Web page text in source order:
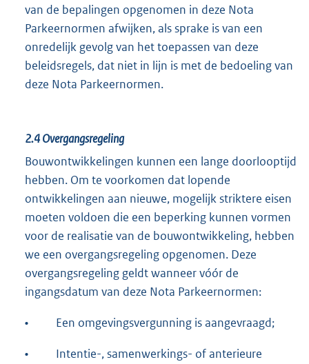
van de bepalingen opgenomen in deze Nota
Parkeernormen afwijken, als sprake is van een
onredelijk gevolg van het toepassen van deze
beleidsregels, dat niet in lijn is met de bedoeling van
deze Nota Parkeernormen.
2.4Overgangsregeling
Bouwontwikkelingen kunnen een lange doorlooptijd
hebben. Om te voorkomen dat lopende
ontwikkelingen aan nieuwe, mogelijk striktere eisen
moeten voldoen die een beperking kunnen vormen
voor de realisatie van de bouwontwikkeling, hebben
we een overgangsregeling opgenomen. Deze
overgangsregeling geldt wanneer vóór de
ingangsdatum van deze Nota Parkeernormen:
• Een omgevingsvergunning is aangevraagd;
•
Intentie-, samenwerkings- of anterieure